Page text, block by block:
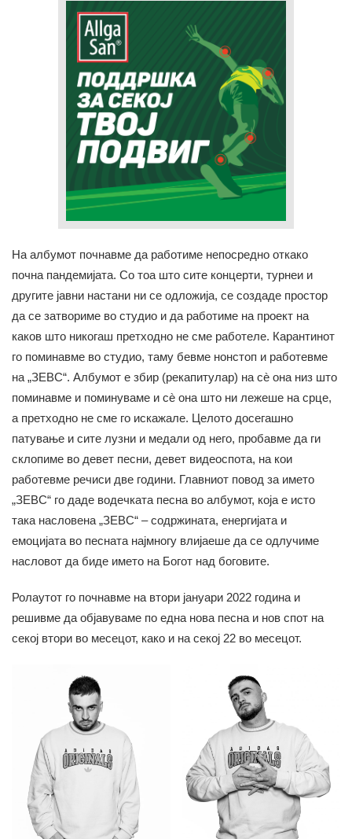
На албумот почнавме да работиме непосредно откако
почна пандемијата. Со тоа што сите концерти, турнеи и
другите јавни настани ни се одложија, се создаде простор
да се затвориме во студио и да работиме на проект на
каков што никогаш претходно не сме работеле. Карантинот
го поминавме во студио, таму бевме нонстоп и работевме
на „ЗЕВС“. Албумот е збир (рекапитулар) на сè она низ што
поминавме и поминуваме и сè она што ни лежеше на срце,
а претходно не сме го искажале. Целото досегашно
патување и сите лузни и медали од него, пробавме да ги
склопиме во девет песни, девет видеоспота, на кои
работевме речиси две години. Главниот повод за името
„ЗЕВС“ го даде водечката песна во албумот, која е исто
така насловена „ЗЕВС“ – содржината, енергијата и
емоцијата во песната најмногу влијаеше да се одлучиме
насловот да биде името на Богот над боговите.
Ролаутот го почнавме на втори јануари 2022 година и
решивме да објавуваме по една нова песна и нов спот на
секој втори во месецот, како и на секој 22 во месецот.